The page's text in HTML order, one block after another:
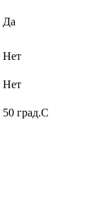
Да
Нет
Нет
50 град.C